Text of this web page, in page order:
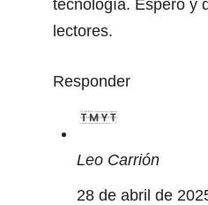
tecnología. Espero y
lectores.
Responder
Leo Carrión
28 de abril de